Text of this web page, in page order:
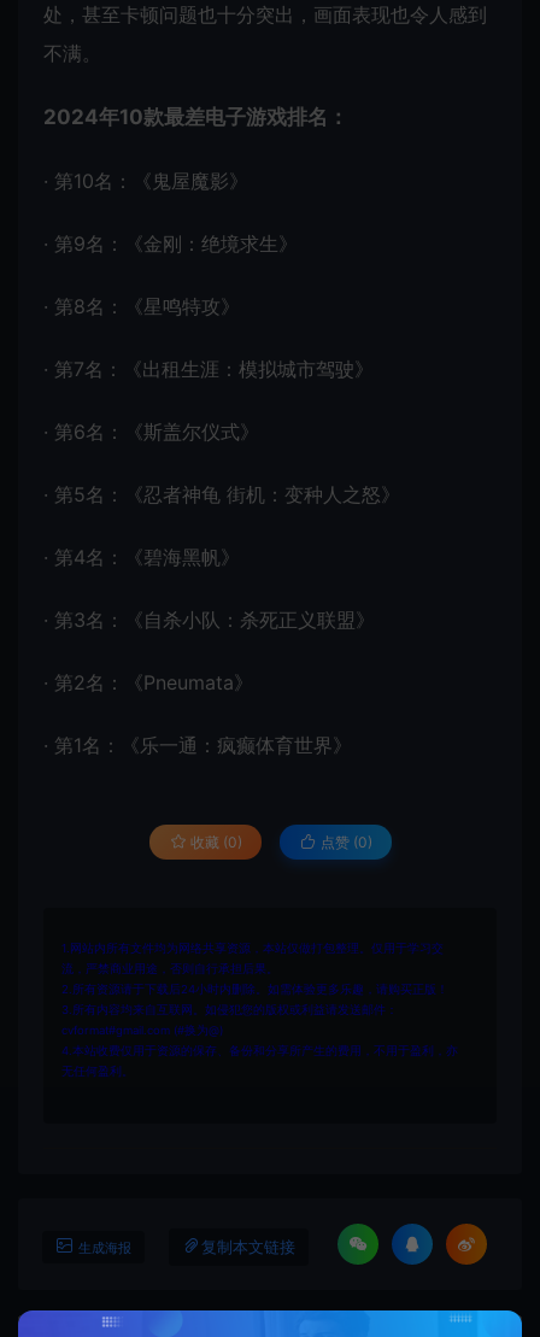
处，甚至卡顿问题也十分突出，画面表现也令人感到
不满。
2024年10款最差电子游戏排名：
· 第10名：《鬼屋魔影》
· 第9名：《金刚：绝境求生》
· 第8名：《星鸣特攻》
· 第7名：《出租生涯：模拟城市驾驶》
· 第6名：《斯盖尔仪式》
· 第5名：‌《忍者神龟 街机：变种人之怒》
· 第4名：《碧海黑帆》
· 第3名：《自杀小队：杀死正义联盟》
· 第2名：《Pneumata》
· 第1名：《乐一通：疯癫体育世界》
收藏 (0) 点赞 (0)
1.网站内所有文件均为网络共享资源，本站仅做打包整理。仅用于学习交
流，严禁商业用途，否则自行承担后果。
2.所有资源请于下载后24小时内删除。如需体验更多乐趣，请购买正版！
3.所有内容均来自互联网。如侵犯您的版权或利益请发送邮件：
cvformat#gmail.com (#换为@)
4.本站收费仅用于资源的保存、备份和分享所产生的费用，不用于盈利，亦
无任何盈利。
生成海报 复制本文链接